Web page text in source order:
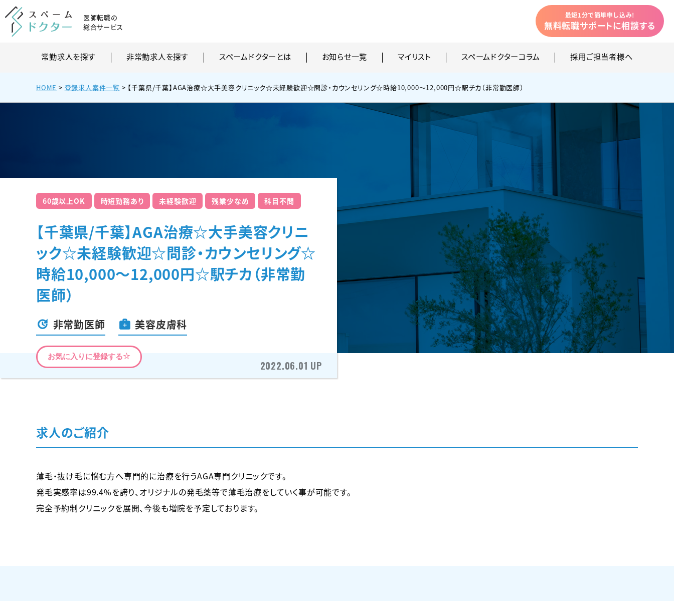
医師転職の
総合サービス
最短1分で簡単申し込み!
無料転職サポートに相談する
常勤求人を探す 非常勤求人を探す スペームドクターとは お知らせ一覧 マイリスト スペームドクターコラム 採用ご担当者様へ
HOME > 登録求人案件一覧 > 【千葉県/千葉】AGA治療☆大手美容クリニック☆未経験歓迎☆問診・カウンセリング☆時給10,000〜12,000円☆駅チカ（非常勤医師）
60歳以上OK 時短勤務あり 未経験歓迎 残業少なめ 科目不問
【千葉県/千葉】AGA治療☆大手美容クリニ
ック☆未経験歓迎☆問診・カウンセリング☆
時給10,000〜12,000円☆駅チカ（非常勤
医師）
非常勤医師 美容皮膚科
お気に入りに登録する
2022.06.01 UP
求人のご紹介
薄毛・抜け毛に悩む方へ専門的に治療を行うAGA専門クリニックです。
発毛実感率は99.4%を誇り、オリジナルの発毛薬等で薄毛治療をしていく事が可能です。
完全予約制クリニックを展開、今後も増院を予定しております。